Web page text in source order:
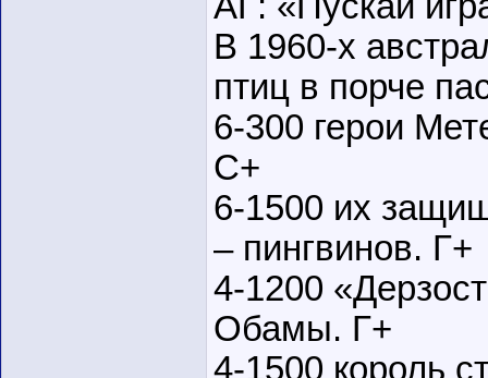
В 1960-х
птиц в порче
6-300 герои
С+
6-1500 их
– пингвинов. Г+
4-1200
Обамы. Г+
4-1500 король